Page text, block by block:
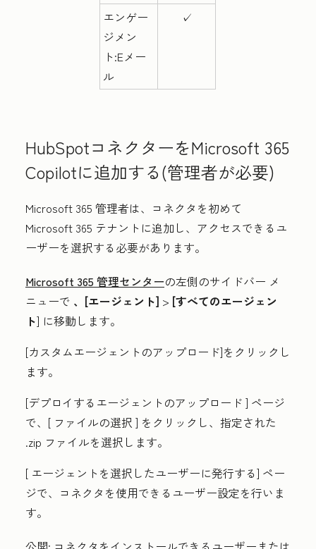
エンゲー
ジメン
ト:Eメー
ル
✓
HubSpotコネクターをMicrosoft 365
Copilotに追加する(管理者が必要)
Microsoft 365 管理者は、コネクタを初めて
Microsoft 365 テナントに追加し、アクセスできるユ
ーザーを選択する必要があります。
Microsoft 365 管理センターの左側のサイドバー メ
ニューで 、[エージェント] > [すべてのエージェン
ト] に移動します。
[カスタムエージェントのアップロード]をクリックし
ます。
[デプロイするエージェントのアップロード ] ページ
で、[ ファイルの選択 ] をクリックし、指定された
.zip ファイルを選択します。
[ エージェントを選択したユーザーに発行する] ペー
ジで、コネクタを使用できるユーザー設定を行いま
す。